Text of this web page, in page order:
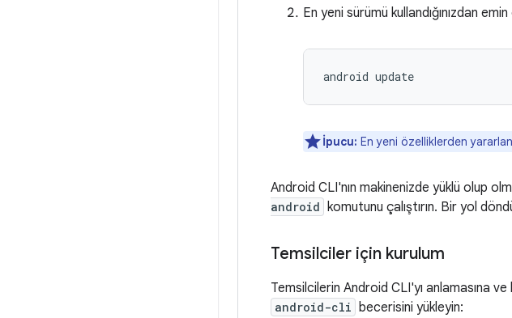
En yeni sürümü kullandığınızdan
android
İpucu: En yeni özelliklerden
Android CLI'nın makinenizde yüklü olup
android komutunu çalıştırın. Bir yol
Temsilciler için kurulum
Temsilcilerin Android CLI'yı anlamasına ve
android-cli becerisini yükleyin: